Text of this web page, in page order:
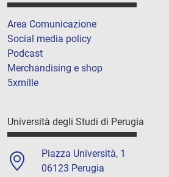
Area Comunicazione
Social media policy
Podcast
Merchandising e shop
5xmille
Università degli Studi di Perugia
Piazza Università, 1
06123 Perugia